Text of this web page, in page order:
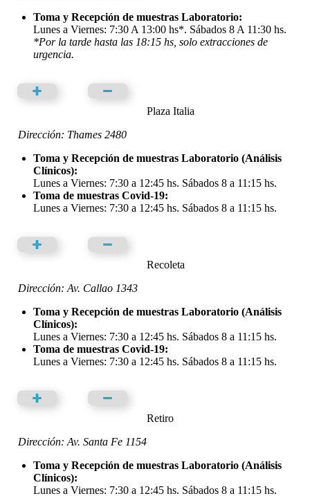
Toma y Recepción de muestras Laboratorio:
Lunes a Viernes: 7:30 A 13:00 hs*. Sábados 8 A 11:30 hs.
*Por la tarde hasta las 18:15 hs, solo extracciones de
urgencia.
Plaza Italia
Dirección: Thames 2480
Toma y Recepción de muestras Laboratorio (Análisis
Clínicos):
Lunes a Viernes: 7:30 a 12:45 hs. Sábados 8 a 11:15 hs.
Toma de muestras Covid-19:
Lunes a Viernes: 7:30 a 12:45 hs. Sábados 8 a 11:15 hs.
Recoleta
Dirección: Av. Callao 1343
Toma y Recepción de muestras Laboratorio (Análisis
Clínicos):
Lunes a Viernes: 7:30 a 12:45 hs. Sábados 8 a 11:15 hs.
Toma de muestras Covid-19:
Lunes a Viernes: 7:30 a 12:45 hs. Sábados 8 a 11:15 hs.
Retiro
Dirección: Av. Santa Fe 1154
Toma y Recepción de muestras Laboratorio (Análisis
Clínicos):
Lunes a Viernes: 7:30 a 12:45 hs. Sábados 8 a 11:15 hs.